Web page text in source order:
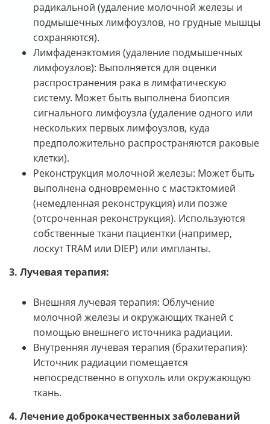
радикальной (удаление молочной железы и
подмышечных лимфоузлов, но грудные мышцы
сохраняются).
Лимфаденэктомия (удаление подмышечных
лимфоузлов): Выполняется для оценки
распространения рака в лимфатическую
систему. Может быть выполнена биопсия
сигнального лимфоузла (удаление одного или
нескольких первых лимфоузлов, куда
предположительно распространяются раковые
клетки).
Реконструкция молочной железы: Может быть
выполнена одновременно с мастэктомией
(немедленная реконструкция) или позже
(отсроченная реконструкция). Используются
собственные ткани пациентки (например,
лоскут TRAM или DIEP) или импланты.
3. Лучевая терапия:
Внешняя лучевая терапия: Облучение
молочной железы и окружающих тканей с
помощью внешнего источника радиации.
Внутренняя лучевая терапия (брахитерапия):
Источник радиации помещается
непосредственно в опухоль или окружающую
ткань.
4. Лечение доброкачественных заболеваний